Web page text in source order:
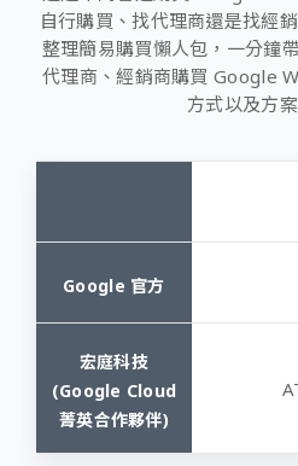
自行購買、找代理商還是找經
整理簡易購買懶人包，一分鐘
代理商、經銷商購買 Google
方式以及方